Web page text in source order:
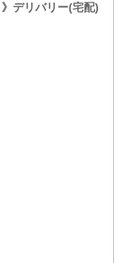
》デリバリー(宅配)